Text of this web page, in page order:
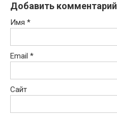
Добавить комментарий
Имя *
Email *
Сайт